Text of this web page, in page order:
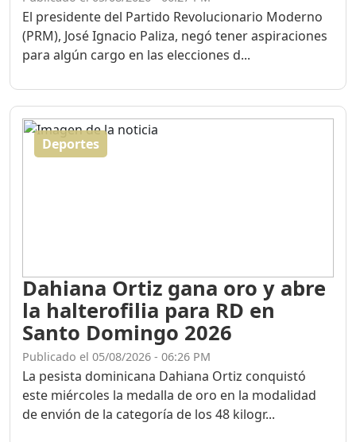
El presidente del Partido Revolucionario Moderno
(PRM), José Ignacio Paliza, negó tener aspiraciones
para algún cargo en las elecciones d...
Deportes
Dahiana Ortiz gana oro y abre
la halterofilia para RD en
Santo Domingo 2026
Publicado el 05/08/2026 - 06:26 PM
La pesista dominicana Dahiana Ortiz conquistó
este miércoles la medalla de oro en la modalidad
de envión de la categoría de los 48 kilogr...